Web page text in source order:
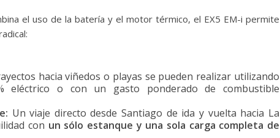
el uso de la batería y el motor térmico, el EX5 EM-i permite
hacia viñedos o playas se pueden realizar utilizando
eléctrico o con un gasto ponderado de combustible
Un viaje directo desde Santiago de ida y vuelta hacia La
con un sólo estanque y una sola carga completa de